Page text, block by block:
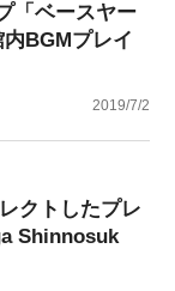
「ベースヤー
内BGMプレイ
2019/7/2
クトしたプレ
Shinnosuk